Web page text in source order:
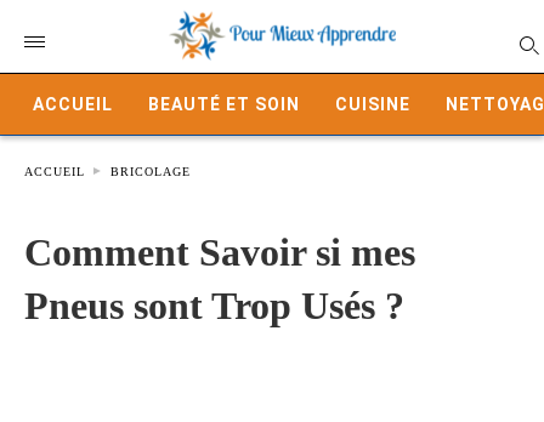
ACCUEIL BEAUTÉ ET SOIN CUISINE
ACCUEIL BRICOLAGE
Comment Savoir si mes
Pneus sont Trop Usés ?